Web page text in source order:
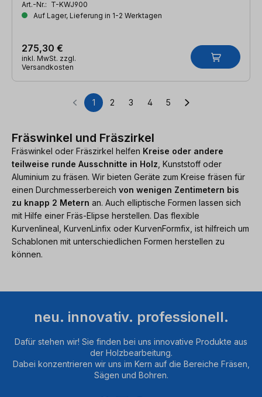
Art.-Nr.: T-KWJ900
Auf Lager, Lieferung in 1-2 Werktagen
275,30 €
inkl. MwSt. zzgl.
Versandkosten
Seite
1 Seite
2 Seite
3 Seite
4 Seite
5
Fräswinkel und Fräszirkel
Fräswinkel oder Fräszirkel helfen Kreise oder andere
teilweise runde Ausschnitte in Holz , Kunststoff oder
Aluminium zu fräsen. Wir bieten Geräte zum Kreise fräsen für
einen Durchmesserbereich von wenigen Zentimetern bis
zu knapp 2 Metern an. Auch elliptische Formen lassen sich
mit Hilfe einer Fräs-Elipse herstellen. Das flexible
Kurvenlineal, KurvenLinfix oder KurvenFormfix, ist hilfreich um
Schablonen mit unterschiedlichen Formen herstellen zu
können.
neu. innovativ. professionell.
Dafür stehen wir! Sie finden bei uns innovative Produkte aus
der Holzbearbeitung.
Dabei konzentrieren wir uns im Kern auf die Bereiche Fräsen,
Sägen und Bohren.